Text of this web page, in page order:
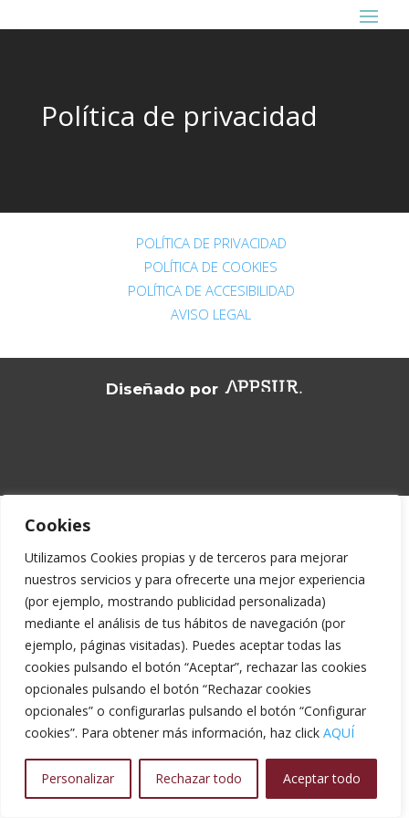
Cookies
Utilizamos Cookies propias y de terceros para mejorar
nuestros servicios y para ofrecerte una mejor experiencia
(por ejemplo, mostrando publicidad personalizada)
mediante el análisis de tus hábitos de navegación (por
ejemplo, páginas visitadas). Puedes aceptar todas las
cookies pulsando el botón “Aceptar”, rechazar las cookies
opcionales pulsando el botón “Rechazar cookies
opcionales” o configurarlas pulsando el botón “Configurar
cookies”. Para obtener más información, haz click AQUÍ
Personalizar Rechazar todo Aceptar todo
Política de privacidad
POLÍTICA DE PRIVACIDAD
POLÍTICA DE COOKIES
POLÍTICA DE ACCESIBILIDAD
AVISO LEGAL
Diseñado por